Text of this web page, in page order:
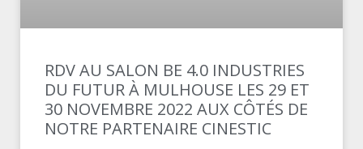
RDV AU SALON BE 4.0 INDUSTRIES
DU FUTUR À MULHOUSE LES 29 ET
30 NOVEMBRE 2022 AUX CÔTÉS DE
NOTRE PARTENAIRE CINESTIC